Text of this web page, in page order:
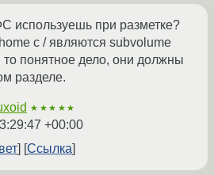
используешь при разметке?
с / являются subvolume
то понятное дело, они должны
разделе.
★★★★★
+00:00
Ссылка